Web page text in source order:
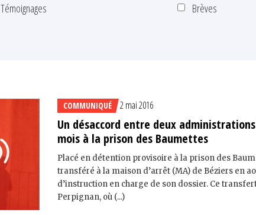
Témoignages
Brèves
COMMUNIQUÉ 2 mai 2016
Un désaccord entre deux
mois à la prison des Baumettes
Placé en détention provisoire à la prison des
transféré à la maison d’arrêt (MA) de Béziers en
d’instruction en charge de son dossier. Ce
Perpignan, où (...)